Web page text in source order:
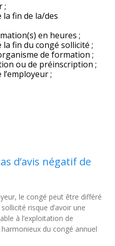
;
la fin de la/des
en heures ;
fin du congé sollicité ;
de formation ;
ou de préinscription ;
l’employeur ;
d’avis négatif de
le congé peut être différé
risque d’avoir une
à l’exploitation de
du congé annuel